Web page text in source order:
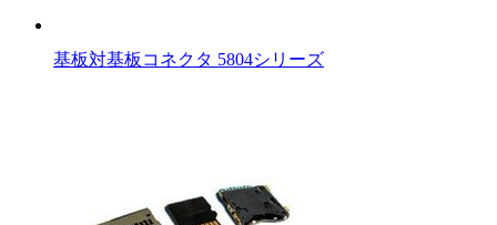
基板対基板コネクタ 5804シリーズ